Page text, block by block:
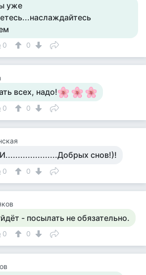
уже
0 0
всех, надо!
0 0
И.....................Добрых снов!)!
0 0
- посылать не обязательно.
0 0